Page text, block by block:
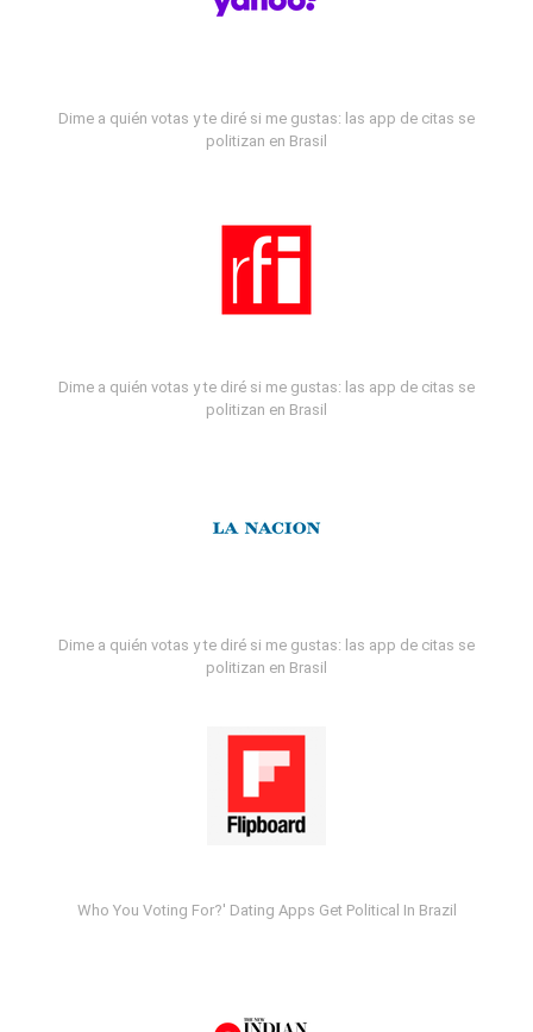
Dime a quién votas y te diré si me gustas: las app de citas se
politizan en Brasil
Dime a quién votas y te diré si me gustas: las app de citas se
politizan en Brasil
Dime a quién votas y te diré si me gustas: las app de citas se
politizan en Brasil
Who You Voting For?' Dating Apps Get Political In Brazil